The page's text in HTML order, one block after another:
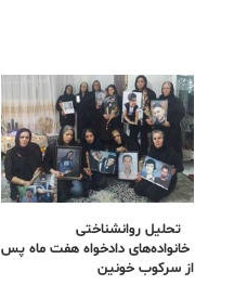
تحلیل روانشناختی
خانواده‌های دادخواه هفت ماه پس
از سرکوب خونین